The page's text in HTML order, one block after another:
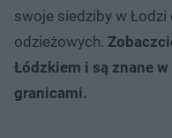
swoje siedziby w
odzieżowych.
Łódzkiem i są znane w
granicami.